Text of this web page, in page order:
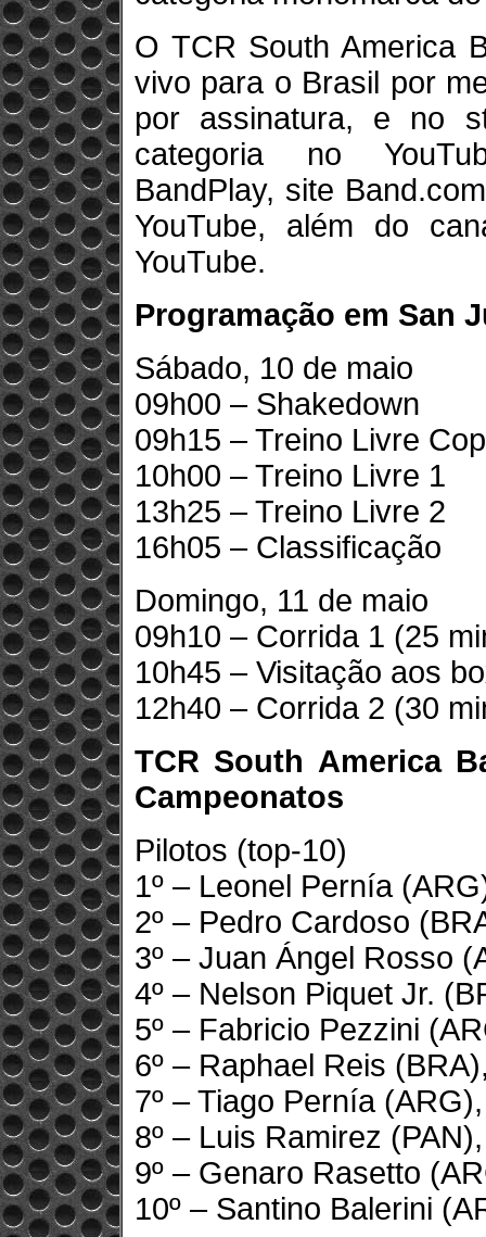
O TCR South America
vivo para o Brasil por
por assinatura, e no
categoria no
BandPlay, site
YouTube, além do
YouTube.
Programação em San
Sábado, 10 de maio
09h00 – Shakedown
09h15 – Treino Livre
10h00 – Treino Livre 1
13h25 – Treino Livre 2
16h05 – Classificação
Domingo, 11 de maio
09h10 – Corrida 1 (25
10h45 – Visitação aos
12h40 – Corrida 2 (30
TCR South America
Campeonatos
Pilotos (top-10)
1º – Leonel Pernía
2º – Pedro Cardoso
3º – Juan Ángel Rosso
4º – Nelson Piquet Jr.
5º – Fabricio Pezzini
6º – Raphael Reis
7º – Tiago Pernía
8º – Luis Ramirez
9º – Genaro Rasetto
10º – Santino Balerini